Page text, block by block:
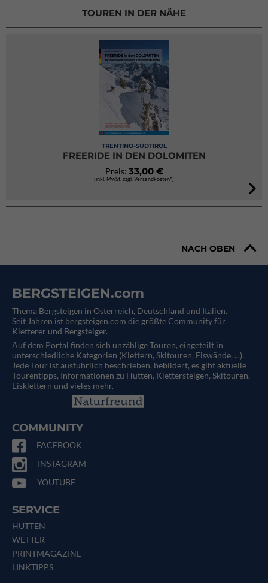
TOUREN IN DER NÄHE
TRENTINO-SÜDTIROL
FREERIDE IN DEN DOLOMITEN
Preis: 33,00 €
(inkl. MwSt. zzgl. Versandkosten*)
NACH OBEN
BERGSTEIGEN.com
Thema Bergsteigen in Österreich, Deutschland und Italien.
Seit Jahren ist bergsteigen.com die größte Community für
Kletterer und Bergsteiger.
Auf dem Portal finden sich unzählige Touren, eingeteilt in
unterschiedliche Kategorien (Klettern, Skitouren, Eiswände, ...).
Jede Tour ist ausführlich beschrieben, bebildert, es gibt aktuelle
Tourentipps, Informationen zu Hütten, Klettersteigen, Skitouren,
Eisklettern und vieles mehr.
COMMUNITY
FACEBOOK
INSTAGRAM
YOUTUBE
SERVICE
HÜTTEN
WETTER
PRINTMAGAZINE
LINKTIPPS